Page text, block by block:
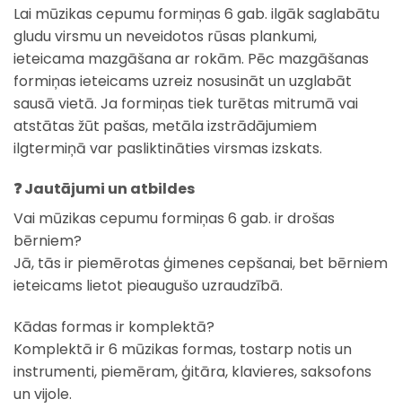
Lai mūzikas cepumu formiņas 6 gab. ilgāk saglabātu
gludu virsmu un neveidotos rūsas plankumi,
ieteicama mazgāšana ar rokām. Pēc mazgāšanas
formiņas ieteicams uzreiz nosusināt un uzglabāt
sausā vietā. Ja formiņas tiek turētas mitrumā vai
atstātas žūt pašas, metāla izstrādājumiem
ilgtermiņā var pasliktināties virsmas izskats.
❓ Jautājumi un atbildes
Vai mūzikas cepumu formiņas 6 gab. ir drošas
bērniem?
Jā, tās ir piemērotas ģimenes cepšanai, bet bērniem
ieteicams lietot pieaugušo uzraudzībā.
Kādas formas ir komplektā?
Komplektā ir 6 mūzikas formas, tostarp notis un
instrumenti, piemēram, ģitāra, klavieres, saksofons
un vijole.